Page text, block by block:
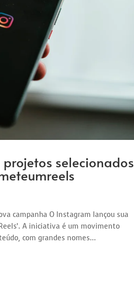
projetos selecionados
campanha O Instagram lançou sua
A iniciativa é um movimento
com grandes nomes...